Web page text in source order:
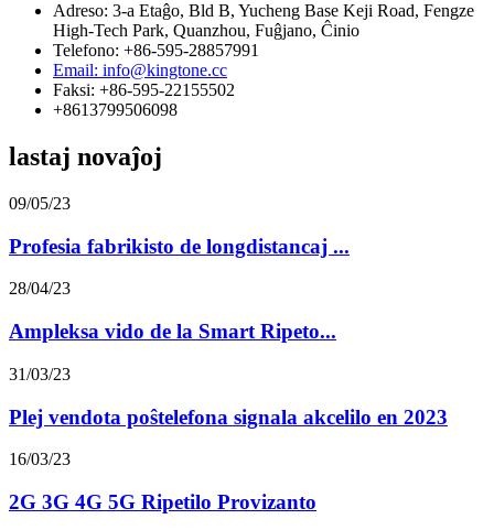
Adreso: 3-a Etaĝo, Bld B, Yucheng Base Keji Road, Fengze
High-Tech Park, Quanzhou, Fuĝjano, Ĉinio
Telefono: +86-595-28857991
Email: info@kingtone.cc
Faksi: +86-595-22155502
+8613799506098
lastaj novaĵoj
09/05/23
Profesia fabrikisto de longdistancaj ...
28/04/23
Ampleksa vido de la Smart Ripeto...
31/03/23
Plej vendota poŝtelefona signala akcelilo en 2023
16/03/23
2G 3G 4G 5G Ripetilo Provizanto